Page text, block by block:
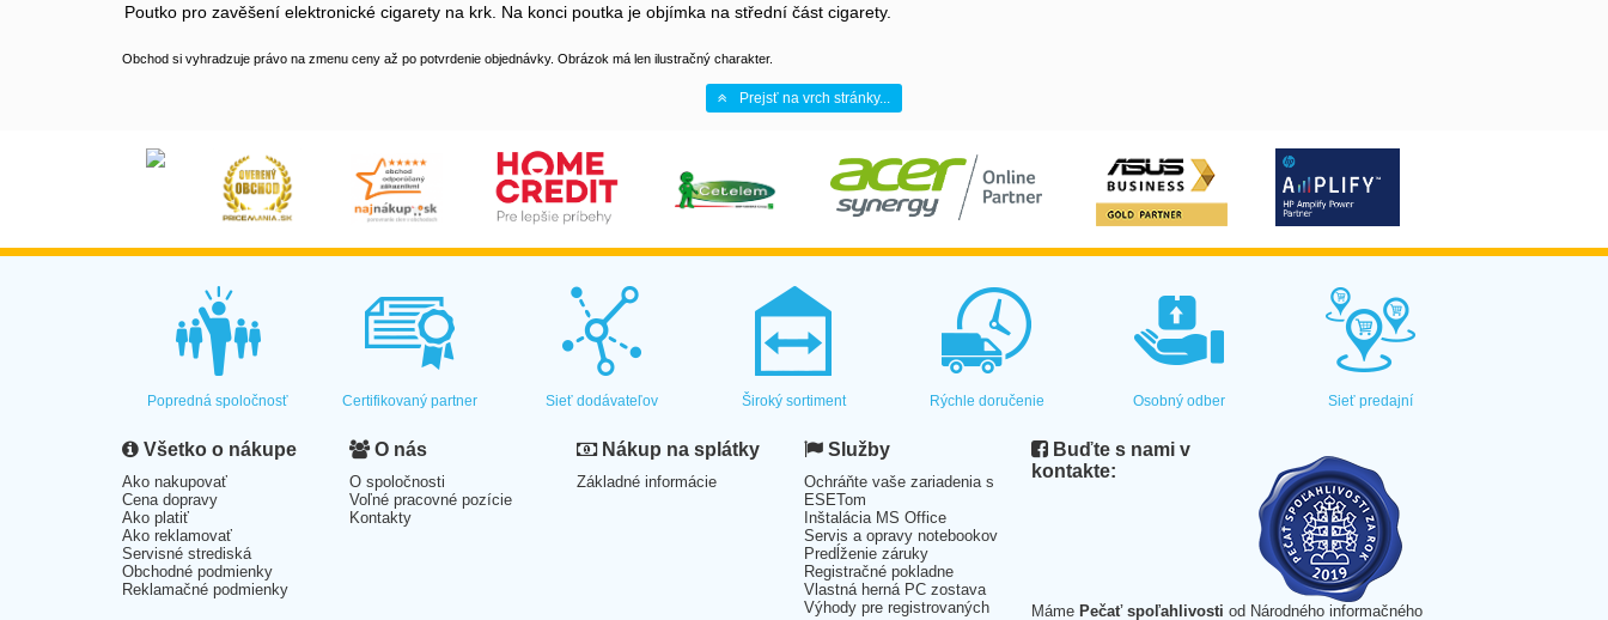
Poutko pro zavěšení elektronické cigarety na krk. Na konci poutka je objímka na střední část cigarety.
Obchod si vyhradzuje právo na zmenu ceny až po potvrdenie objednávky. Obrázok má len ilustračný charakter.
Prejsť na vrch stránky...
Popredná spoločnosť Certifikovaný partner Sieť dodávateľov Široký sortiment Rýchle doručenie Osobný odber Sieť predajní
Všetko o nákupe
Ako nakupovať
Cena dopravy
Ako platiť
Ako reklamovať
Servisné strediská
Obchodné podmienky
Reklamačné podmienky
O nás
O spoločnosti
Voľné pracovné pozície
Kontakty
Nákup na splátky
Základné informácie
Služby
Ochráňte vaše zariadenia s
ESETom
Inštalácia MS Office
Servis a opravy notebookov
Predĺženie záruky
Registračné pokladne
Vlastná herná PC zostava
Výhody pre registrovaných
Buďte s nami v
kontakte:
Máme Pečať spoľahlivosti od Národného informačného